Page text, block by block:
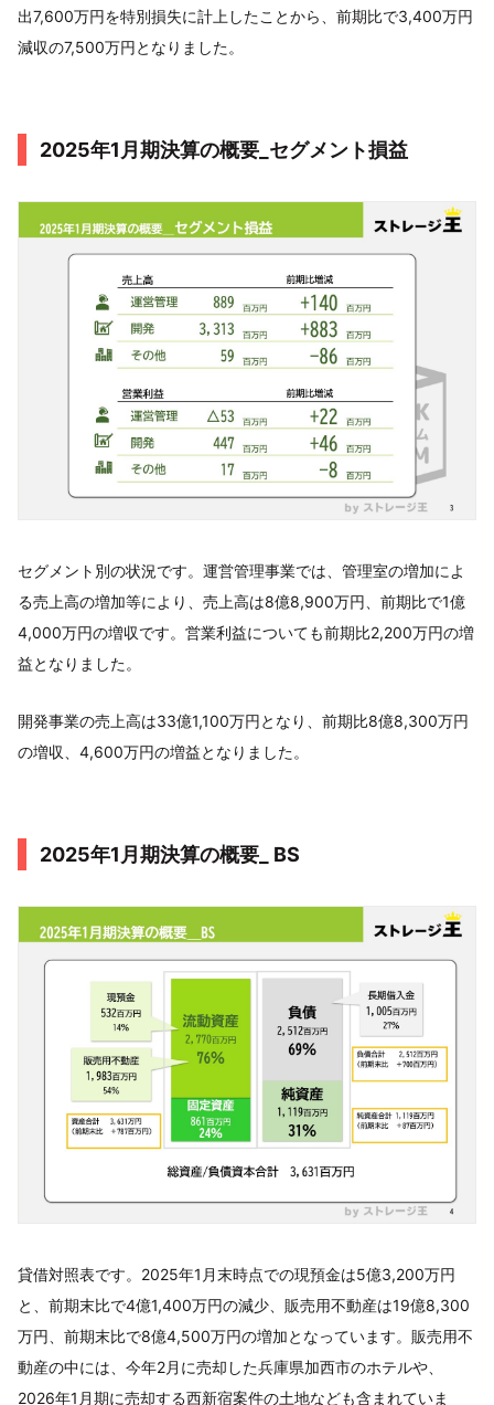
出7,600万円を特別損失に計上したことから、前期比で3,400万円
減収の7,500万円となりました。
2025年1月期決算の概要_セグメント損益
セグメント別の状況です。運営管理事業では、管理室の増加によ
る売上高の増加等により、売上高は8億8,900万円、前期比で1億
4,000万円の増収です。営業利益についても前期比2,200万円の増
益となりました。
開発事業の売上高は33億1,100万円となり、前期比8億8,300万円
の増収、4,600万円の増益となりました。
2025年1月期決算の概要_ BS
貸借対照表です。2025年1月末時点での現預金は5億3,200万円
と、前期末比で4億1,400万円の減少、販売用不動産は19億8,300
万円、前期末比で8億4,500万円の増加となっています。販売用不
動産の中には、今年2月に売却した兵庫県加西市のホテルや、
2026年1月期に売却する西新宿案件の土地なども含まれていま